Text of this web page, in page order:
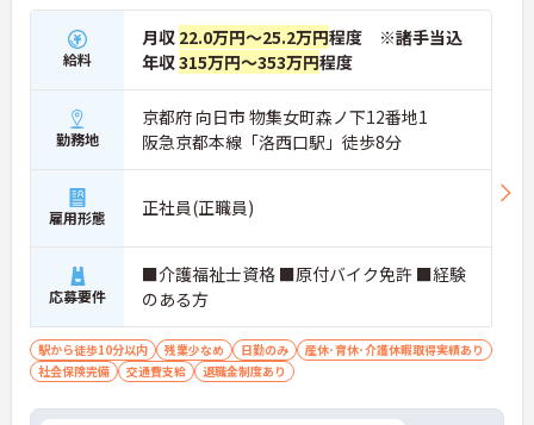
給料
月収 22.0万円～25.2万円程度 ※諸手当込
年収315万円～353万円程度
勤務地
京都府 向日市 物集女町森ノ下12番地1
阪急京都本線「洛西口駅」徒歩8分
雇用形態 正社員(正職員)
応募要件
■介護福祉士資格 ■原付バイク免許 ■経験
のある方
駅から徒歩10分以内 残業少なめ 日勤のみ
産休･育休･介護休暇取得実績あり
社会保険完備
交通費支給 退職金制度あり